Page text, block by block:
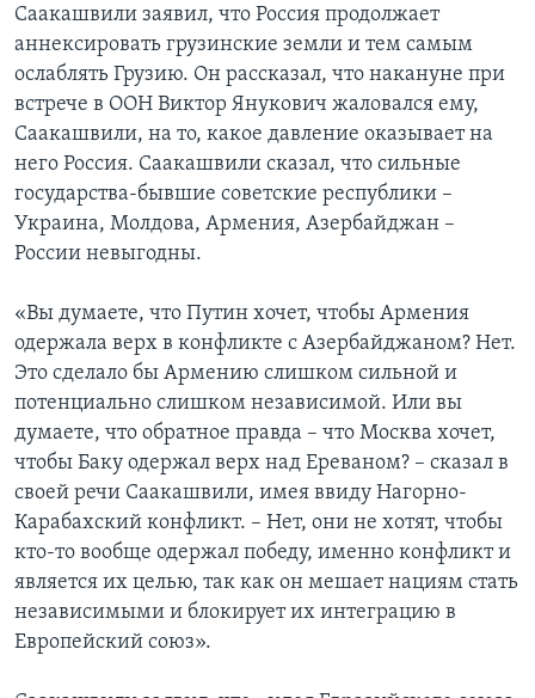
Саакашвили заявил, что Россия продолжает
аннексировать грузинские земли и тем самым
ослаблять Грузию. Он рассказал, что накануне при
встрече в ООН Виктор Янукович жаловался ему,
Саакашвили, на то, какое давление оказывает на
него Россия. Саакашвили сказал, что сильные
государства-бывшие советские республики –
Украина, Молдова, Армения, Азербайджан –
России невыгодны.
«Вы думаете, что Путин хочет, чтобы Армения
одержала верх в конфликте с Азербайджаном? Нет.
Это сделало бы Армению слишком сильной и
потенциально слишком независимой. Или вы
думаете, что обратное правда – что Москва хочет,
чтобы Баку одержал верх над Ереваном? – сказал в
своей речи Саакашвили, имея ввиду Нагорно-
Карабахский конфликт. – Нет, они не хотят, чтобы
кто-то вообще одержал победу, именно конфликт и
является их целью, так как он мешает нациям стать
независимыми и блокирует их интеграцию в
Европейский союз».